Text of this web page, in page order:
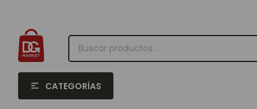
CATEGORÍAS